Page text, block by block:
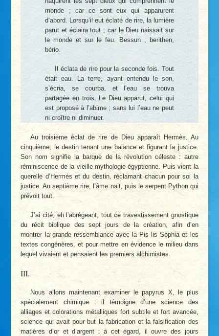
monde ; car ce sont eux qui apparurent
d’abord. Lorsqu’il eut éclaté de rire, la lumière
parut et éclaira tout ; car le Dieu naissait sur
le monde et sur le feu. Bessun , berithen,
bério.
Il éclata de rire pour la seconde fois. Tout
était eau. La terre, ayant entendu le son,
s’écria, se courba, et l’eau se trouva
partagée en trois. Le Dieu apparut, celui qui
est proposé à l’abime ; sans lui l’eau ne peut
ni croître ni diminuer.
Au troisième éclat de rire de Dieu apparaît Hermès. Au
cinquième, le destin tenant une balance et figurant la justice.
Son nom signifie la barque de la révolution céleste : autre
réminiscence de la vieille mythologie égyptienne. Puis vient la
querelle d’Hermès et du destin, réclamant chacun pour soi la
justice. Au septième rire, l’âme nait, puis le serpent Python qui
prévoit tout.
J’ai cité, eh l’abrégeant, tout ce travestissement gnostique
du récit biblique des sept jours de la création, afin d’en
montrer la grande ressemblance avec la Pis lis Sophia et les
textes congénères, et pour mettre en évidence le milieu dans
lequel vivaient et pensaient les premiers alchimistes.
III.
Nous allons maintenant examiner le papyrus X, le plus
spécialement chimique : il témoigne d’une science des
alliages et colorations métalliques fort subtile et fort avancée,
science qui avait pour but la fabrication et la falsification des
matières d’or et d’argent : à cet égard, il ouvre des jours